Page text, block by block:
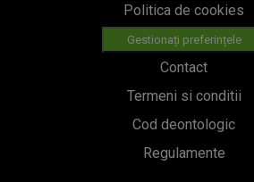
Politica de cookies
Gestionați preferințele
Contact
Termeni si conditii
Cod deontologic
Regulamente